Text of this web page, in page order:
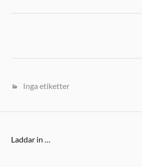
Inga etiketter
Laddar in …